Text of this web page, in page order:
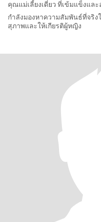
คุณแม่เลี้ยงเดี่ยว ที่เข้มแข็งแล
กำลังมองหาความสัมพันธ์ที่จริง
สุภาพและให้เกียรติผู้หญิง